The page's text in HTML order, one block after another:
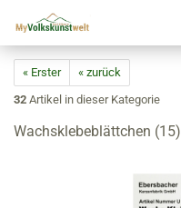
« Erster
« zurück
32 Artikel in dieser Kategorie
Wachsklebeblättchen (15)